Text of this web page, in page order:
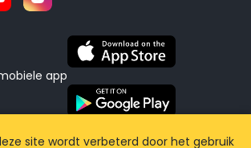
app
Alle rechten
site wordt verbeterd door het gebruik